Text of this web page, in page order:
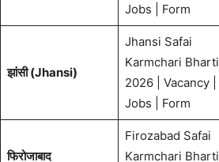
Jobs | Form
झांसी (Jhansi)
Jhansi Safai
Karmchari Bharti
2026 | Vacancy |
Jobs | Form
फिरोजाबाद
Firozabad Safai
Karmchari Bharti